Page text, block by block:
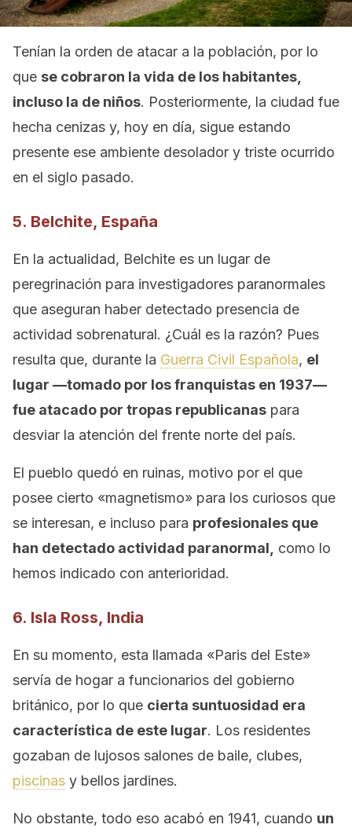
Tenían la orden de atacar a la población, por lo
que se cobraron la vida de los habitantes,
incluso la de niños. Posteriormente, la ciudad fue
hecha cenizas y, hoy en día, sigue estando
presente ese ambiente desolador y triste ocurrido
en el siglo pasado.
5. Belchite, España
En la actualidad, Belchite es un lugar de
peregrinación para investigadores paranormales
que aseguran haber detectado presencia de
actividad sobrenatural. ¿Cuál es la razón? Pues
resulta que, durante la Guerra Civil Española, el
lugar —tomado por los franquistas en 1937—
fue atacado por tropas republicanas para
desviar la atención del frente norte del país.
El pueblo quedó en ruinas, motivo por el que
posee cierto «magnetismo» para los curiosos que
se interesan, e incluso para profesionales que
han detectado actividad paranormal,
como lo
hemos indicado con anterioridad.
6. Isla Ross, India
En su momento, esta llamada «Paris del Este»
servía de hogar a funcionarios del gobierno
británico, por lo que cierta suntuosidad era
característica de este lugar. Los residentes
gozaban de lujosos salones de baile, clubes,
piscinas y bellos jardines.
No obstante, todo eso acabó en 1941, cuando un